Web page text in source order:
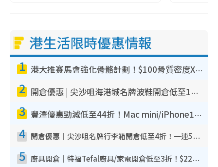
港生活限時優惠情報
1 港大推賽馬會強化骨骼計劃！$100骨質密度X光檢查 完成免費運動訓練送超市禮券！附參加資格
2 開倉優惠 | 尖沙咀海港城名牌波鞋開倉低至1折！On鞋$899起／Joy&Peace鞋履$98起
3 豐澤優惠勁減低至44折！Mac mini/iPhone17Pro大減價！廚房家電$220起
4 開倉優惠｜尖沙咀名牌行李箱開倉低至4折！一連5日 American Tourister/ace./Hallmark $200起！
5 廚具開倉｜特福Tefal廚具/家電開倉低至3折！$220起買平底鍋/炒鑊/湯煲！電飯煲/吸塵機/燙斗$418起